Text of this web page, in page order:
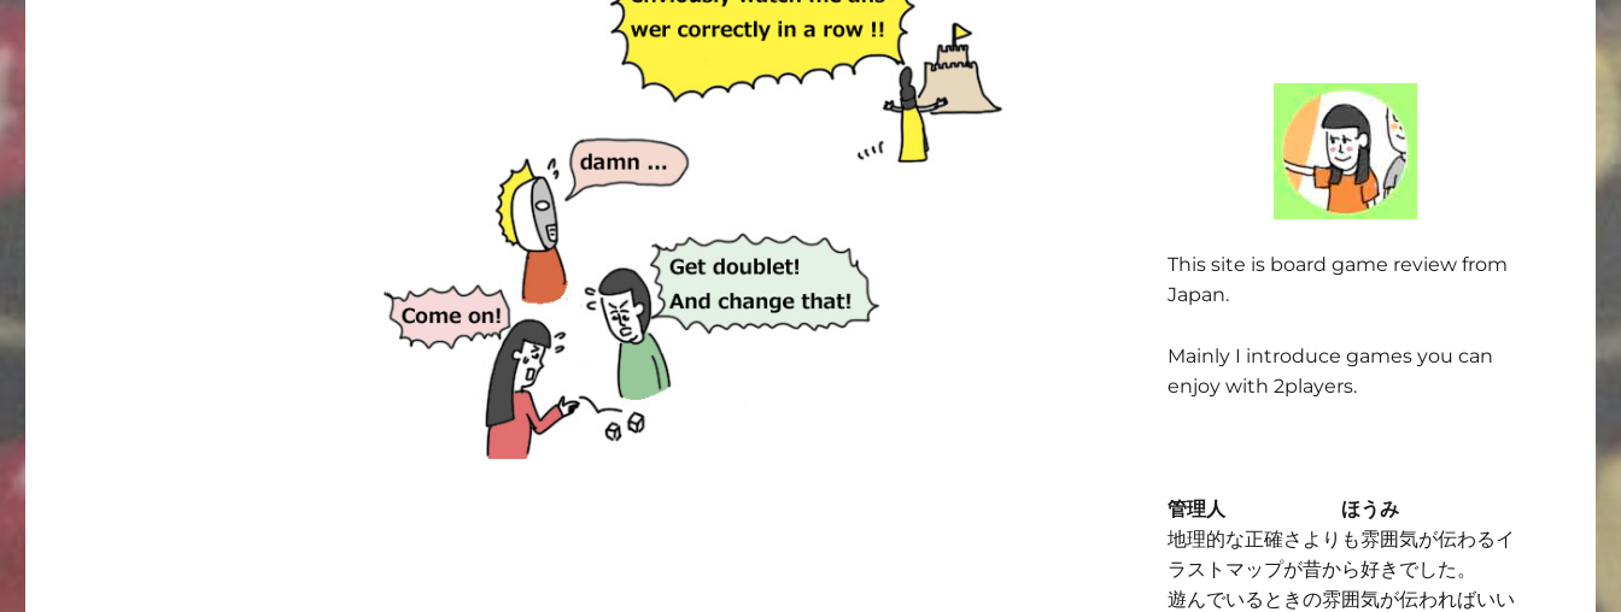
This site is board game review from
Japan.
Mainly I introduce games you can
enjoy with 2players.
管理人 ほうみ
地理的な正確さよりも雰囲気が伝わるイ
ラストマップが昔から好きでした。
遊んでいるときの雰囲気が伝わればいい